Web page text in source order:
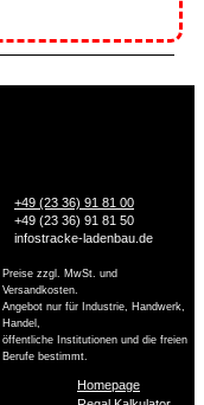
+49 (23 36) 91 81 00
+49 (23 36) 91 81 50
infostracke-ladenbau.de
Preise zzgl. MwSt. und
Versandkosten.
Angebot nur für Industrie, Handwerk,
Handel,
öffentliche Institutionen und die freien
Berufe bestimmt.
Homepage